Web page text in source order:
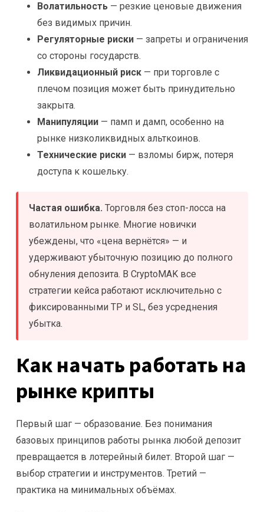
Волатильность — резкие ценовые движения
без видимых причин.
Регуляторные риски — запреты и ограничения
со стороны государств.
Ликвидационный риск — при торговле с
плечом позиция может быть принудительно
закрыта.
Манипуляции — памп и дамп, особенно на
рынке низколиквидных альткоинов.
Технические риски — взломы бирж, потеря
доступа к кошельку.
Частая ошибка. Торговля без стоп-лосса на
волатильном рынке. Многие новички
убеждены, что «цена вернётся» — и
удерживают убыточную позицию до полного
обнуления депозита. В CryptoMAK все
стратегии кейса работают исключительно с
фиксированными TP и SL, без усреднения
убытка.
Как начать работать на
рынке крипты
Первый шаг — образование. Без понимания
базовых принципов работы рынка любой депозит
превращается в лотерейный билет. Второй шаг —
выбор стратегии и инструментов. Третий —
практика на минимальных объёмах.